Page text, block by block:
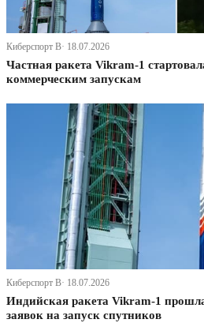
Киберспорт В· 18.07.2026
Частная ракета Vikram-1
коммерческим запускам
Киберспорт В· 18.07.2026
Индийская ракета Vikram-1
заявок на запуск спутников